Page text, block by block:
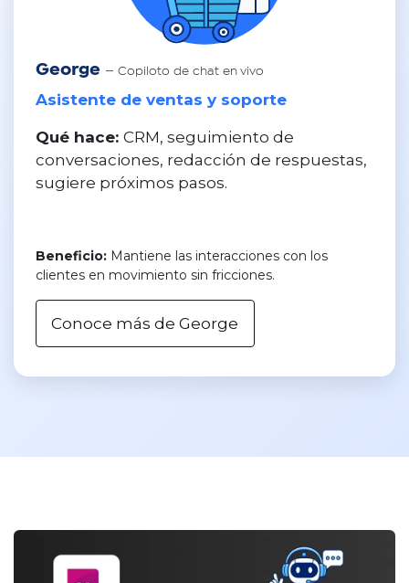
George — Copiloto de chat en vivo
Asistente de ventas y soporte
Qué hace: CRM, seguimiento de
conversaciones, redacción de respuestas,
sugiere próximos pasos.
Beneficio: Mantiene las interacciones con los
clientes en movimiento sin fricciones.
Conoce más de George